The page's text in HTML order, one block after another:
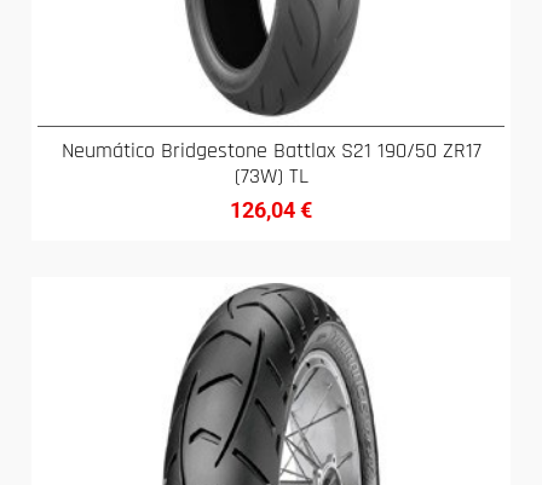
Neumático Bridgestone Battlax S21 190/50 ZR17
(73W) TL
126,04€